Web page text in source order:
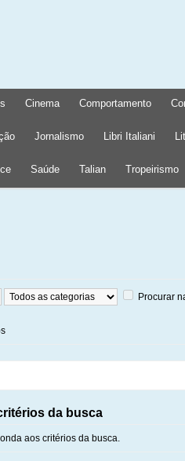
Cinema Comportamento
Jornalismo Libri Italiani
Saúde Talian Tropeirismo
Procurar
da busca
aos critérios da busca.